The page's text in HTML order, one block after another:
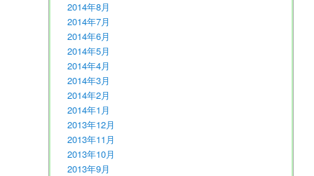
2014年8月
2014年7月
2014年6月
2014年5月
2014年4月
2014年3月
2014年2月
2014年1月
2013年12月
2013年11月
2013年10月
2013年9月